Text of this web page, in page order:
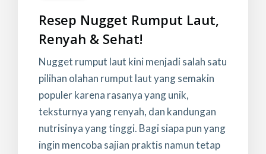
Resep Nugget Rumput Laut,
Renyah & Sehat!
Nugget rumput laut kini menjadi salah satu
pilihan olahan rumput laut yang semakin
populer karena rasanya yang unik,
teksturnya yang renyah, dan kandungan
nutrisinya yang tinggi. Bagi siapa pun yang
ingin mencoba sajian praktis namun tetap